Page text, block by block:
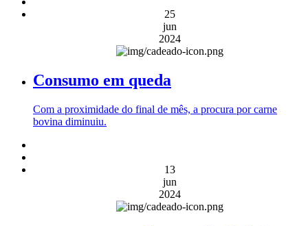
25
jun
2024
Consumo em queda
Com a proximidade do final de mês, a procura por carne
bovina diminuiu.
13
jun
2024